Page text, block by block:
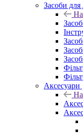
Засоби для
Аксесуари